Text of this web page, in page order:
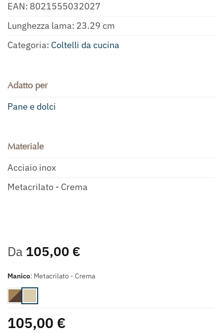
EAN: 8021555032027
Lunghezza lama: 23.29 cm
Categoria: Coltelli da cucina
Adatto per
Pane e dolci
Materiale
Acciaio inox
Metacrilato - Crema
Da 105,00 €
Manico: Metacrilato - Crema
105,00 €